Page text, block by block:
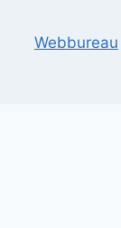
Webbureau